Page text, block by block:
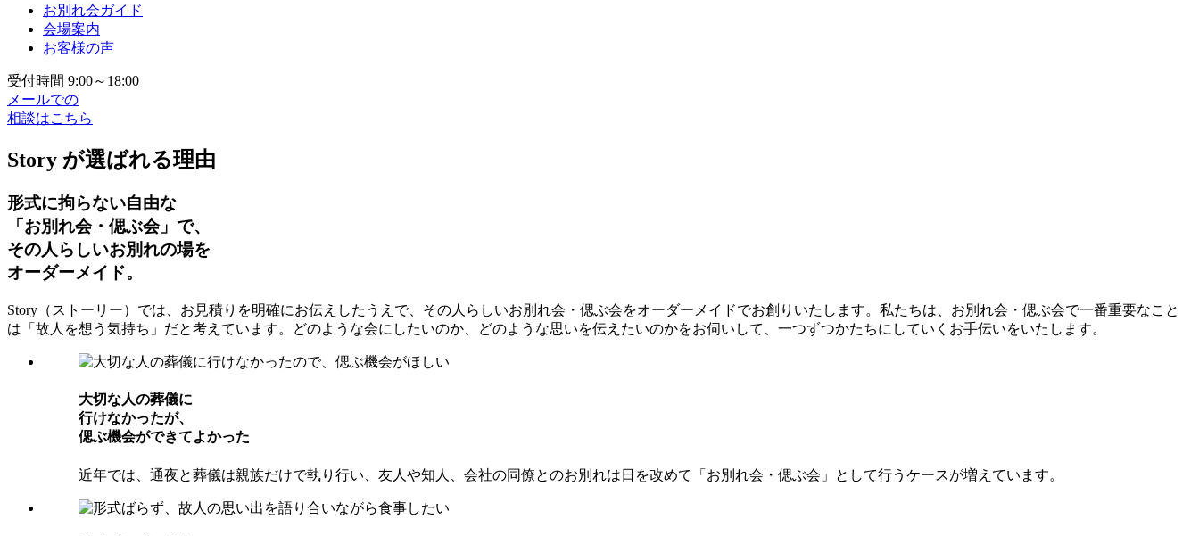
お別れ会ガイド
会場案内
お客様の声
受付時間 9:00～18:00
メールでの
相談はこちら
Story が選ばれる理由
形式に拘らない自由な
「お別れ会・偲ぶ会」で、
その人らしいお別れの場を
オーダーメイド。
Story（ストーリー）では、お見積りを明確にお伝えしたうえで、その人らしいお別れ会・偲ぶ会をオーダーメイドでお創りいたします。私たちは、お別れ会・偲ぶ会で一番重要なこと
は「故人を想う気持ち」だと考えています。どのような会にしたいのか、どのような思いを伝えたいのかをお伺いして、一つずつかたちにしていくお手伝いをいたします。
⼤切な⼈の葬儀に
⾏けなかったが、
偲ぶ機会ができてよかった
近年では、通夜と葬儀は親族だけで執り行い、友人や知人、会社の同僚とのお別れは日を改めて「お別れ会・偲ぶ会」として行うケースが増えています。